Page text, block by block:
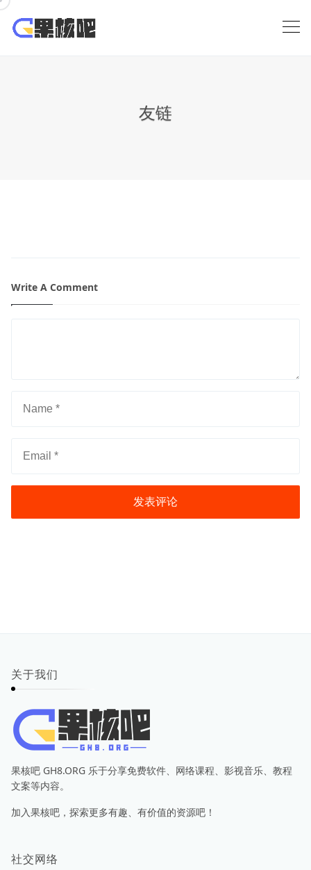
Skip
content
友链
Write A Comment
关于我们
果核吧 GH8.ORG 乐于分享免费软件、网络课程、影视音乐、教程
文案等内容。
加入果核吧，探索更多有趣、有价值的资源吧！
社交网络